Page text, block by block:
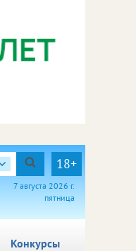
18+
7 августа 2026 г.
пятница
Конкурсы